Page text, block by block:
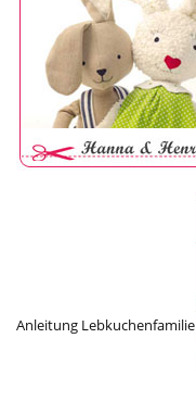
Anleitung Lebkuchenfamilie